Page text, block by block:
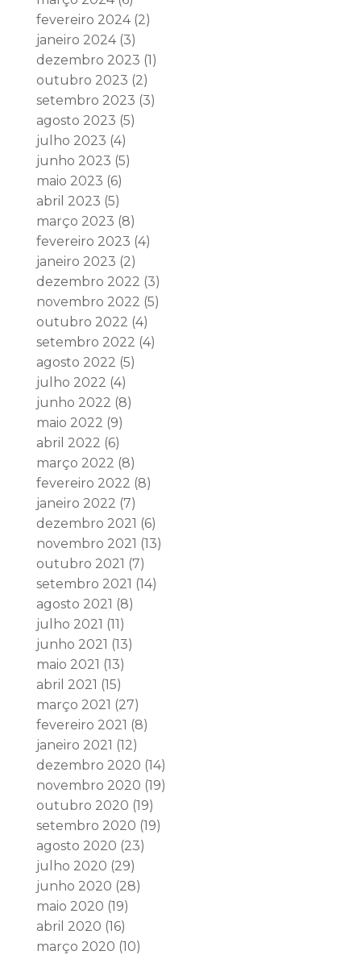
fevereiro 2024(2)
janeiro 2024(3)
dezembro 2023 (1)
outubro 2023 (2)
setembro 2023 (3)
agosto 2023 (5)
julho 2023 (4)
junho 2023 (5)
maio 2023 (6)
abril 2023 (5)
março 2023 (8)
fevereiro 2023 (4)
janeiro 2023 (2)
dezembro 2022 (3)
novembro 2022 (5)
outubro 2022 (4)
setembro 2022 (4)
agosto 2022 (5)
julho 2022 (4)
junho 2022 (8)
maio 2022 (9)
abril 2022 (6)
março 2022 (8)
fevereiro 2022 (8)
janeiro 2022 (7)
dezembro 2021 (6)
novembro 2021 (13)
outubro 2021 (7)
setembro 2021 (14)
agosto 2021 (8)
julho 2021 (11)
junho 2021 (13)
maio 2021 (13)
abril 2021 (15)
março 2021 (27)
fevereiro 2021 (8)
janeiro 2021 (12)
dezembro 2020 (14)
novembro 2020 (19)
outubro 2020 (19)
setembro 2020 (19)
agosto 2020 (23)
julho 2020 (29)
junho 2020 (28)
maio 2020 (19)
abril 2020 (16)
março 2020 (10)